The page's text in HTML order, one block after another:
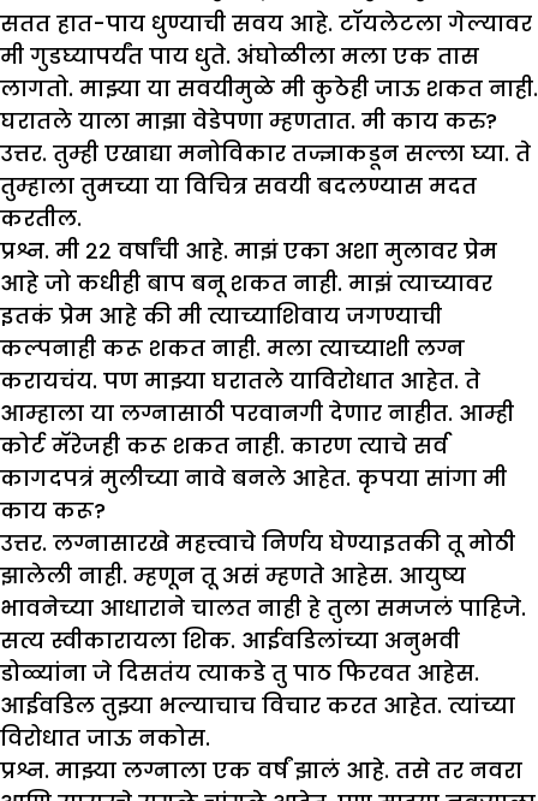
सतत हात-पाय धुण्याची सवय आहे. टॉयलेटला गेल्यावर
मी गुडघ्यापर्यंत पाय धुते. अंघोळीला मला एक तास
लागतो. माझ् या या सवयीमुळे मी कुठेही जाऊ शकत नाही.
घरातले याला माझा वेडेपणा म्हणतात. मी काय करु?
उत्तर. तुम्ही एखाद्या मनोविकार तज्ज्ञाकडून सल्ला घ्या. ते
तुम्हाला तुमच्या या विचित्र सवयी बदलण्यास मदत
करतील.
प्रश्न. मी २२ वर्षांची आहे. माझंएका अशा मुलावर प्रेम
आहे जो कधीही बाप बनू शकत नाही. माझंत्याच्यावर
इतकं प्रेम आहे की मी त्याच्याशिवाय जगण्याची
कल्पनाही करू शकत नाही. मला त्याच्याशी लग्न
करायचंय. पण माझ् या घरातले याविरोधात आहेत. ते
आम्हाला या लग्नासाठी परवानगी देणार नाहीत. आम्ही
कोर्ट मॅरेजही करू शकत नाही. कारण त्याचे सर्व
कागदपत्रं मुलीच्या नावे बनले आहेत. कृपया सांगा मी
काय करू?
उत्तर. लग्नासारखे महत्त्वाचे निर्णय घेण्याइतकी तू मोठी
झालेली नाही. म्हणून तू असं म्हणते आहेस. आयुष्य
भावनेच्या आधाराने चालत नाही हे तुला समजलं पाहिजे.
सत्य स्वीकारायला शिक. आईवडिलांच्या अनुभवी
डोळ्यांना जे दिसतंय त्याकडे तु पाठ फिरवत आहेस.
आईवडिल तुझ्या भल्याचाच विचार करत आहेत. त्यांच्या
विरोधात जाऊ नकोस.
प्रश्न. माझ् या लग्नाला एक वर्षंझालं आहे. तसे तर नवरा